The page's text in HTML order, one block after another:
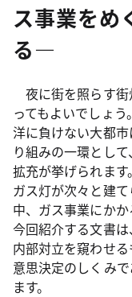
ス事業をめ
る―
夜に街を照らす
ってもよいでしょ
洋に負けない大都
り組みの一環とし
拡充が挙げられま
ガス灯が次々と建
中、ガス事業にか
今回紹介する文書
内部対立を窺わせ
意思決定のしくみ
ます。